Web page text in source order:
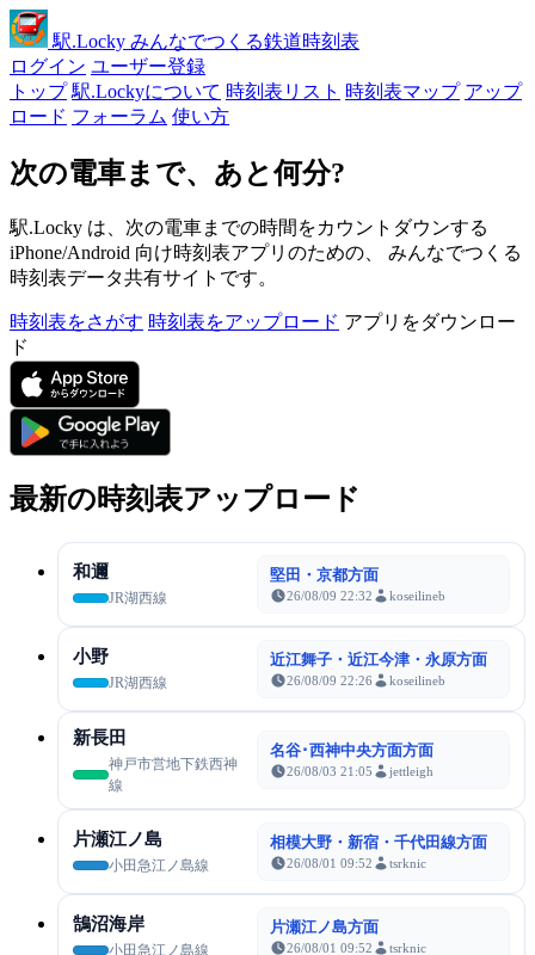
駅.Locky みんなでつくる鉄道時刻表
ログイン ユーザー登録
トップ 駅.Lockyについて 時刻表リスト 時刻表マップ アップ
ロード フォーラム 使い方
次の電車まで、あと何分?
駅.Locky は、次の電車までの時間をカウントダウンする
iPhone/Android 向け時刻表アプリのための、 みんなでつくる
時刻表データ共有サイトです。
時刻表をさがす 時刻表をアップロード アプリをダウンロー
ド
最新の時刻表アップロード
和邇
JR湖西線
堅田・京都方面
26/08/09 22:32 koseilineb
小野
JR湖西線
近江舞子・近江今津・永原方面
26/08/09 22:26 koseilineb
新長田
神戸市営地下鉄西神
線
名谷･西神中央方面方面
26/08/03 21:05 jettleigh
片瀬江ノ島
小田急江ノ島線
相模大野・新宿・千代田線方面
26/08/01 09:52 tsrknic
鵠沼海岸
小田急江ノ島線
片瀬江ノ島方面
26/08/01 09:52 tsrknic